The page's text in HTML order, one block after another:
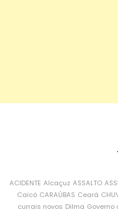
ACIDENTE Alcaçuz ASSALTO
Caicó CARAÚBAS Ceará
currais novos Dilma Governo